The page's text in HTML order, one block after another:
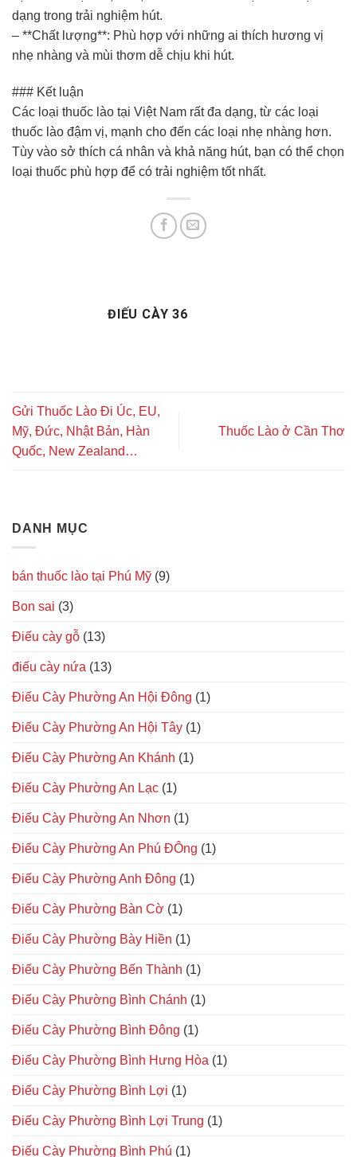
DANH MỤC
bán thuốc lào tại Phú Mỹ (9)
Bon sai (3)
Điếu cày gỗ (13)
điếu cày nứa (13)
Điếu Cày Phường An Hội Đông (1)
Điếu Cày Phường An Hội Tây (1)
Điếu Cày Phường An Khánh (1)
Điếu Cày Phường An Lạc (1)
Điếu Cày Phường An Nhơn (1)
Điếu Cày Phường An Phú ĐÔng (1)
Điếu Cày Phường Anh Đông (1)
Điếu Cày Phường Bàn Cờ (1)
Điếu Cày Phường Bày Hiền (1)
Điếu Cày Phường Bến Thành (1)
Điếu Cày Phường Bình Chánh (1)
Điếu Cày Phường Bình Đông (1)
Điếu Cày Phường Bình Hưng Hòa (1)
Điếu Cày Phường Bình Lợi (1)
Điếu Cày Phường Bình Lợi Trung (1)
Điếu Cày Phường Bình Phú (1)
dạng trong trải nghiệm hút.
– **Chất lượng**: Phù hợp với những ai thích hương vị
nhẹ nhàng và mùi thơm dễ chịu khi hút.
### Kết luận
Các loại thuốc lào tại Việt Nam rất đa dạng, từ các loại
thuốc lào đậm vị, mạnh cho đến các loại nhẹ nhàng hơn.
Tùy vào sở thích cá nhân và khả năng hút, bạn có thể chọn
loại thuốc phù hợp để có trải nghiệm tốt nhất.
ĐIẾU CÀY 36
Gửi Thuốc Lào Đi Úc, EU,
Mỹ, Đức, Nhật Bản, Hàn
Quốc, New Zealand…
Thuốc Lào ở Cần Thơ